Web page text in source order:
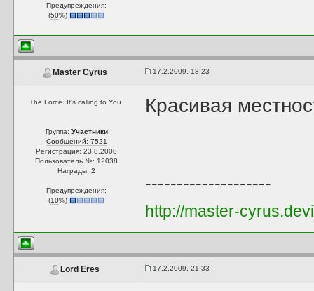
Предупреждения:
(50%)
Master Cyrus 17.2.2009, 18:23
The Force. It's calling to You.
Группа: Участники
Сообщений: 7521
Регистрация: 23.8.2008
Пользователь №: 12038
Награды:2
Предупреждения:
(10%)
Красивая
--------------------
http://master-
Lord Eres 17.2.2009, 21:33